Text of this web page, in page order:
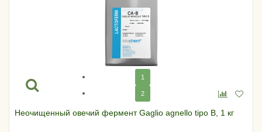
1
2
Неочищенный овечий фермент Gaglio agnello tipo B, 1 кг